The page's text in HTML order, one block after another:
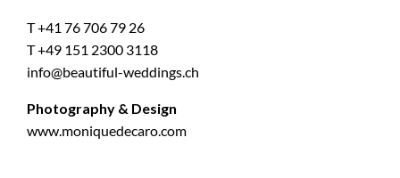
T +41 76 706 79 26
T +49 151 2300 3118
info@beautiful-weddings.ch
Photography & Design
www.moniquedecaro.com